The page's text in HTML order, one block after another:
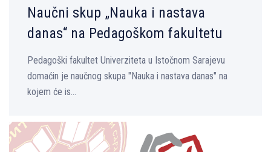
Naučni skup „Nauka i nastava
danas“ na Pedagoškom fakultetu
Pedagoški fakultet Univerziteta u Istočnom Sarajevu
domaćin je naučnog skupa "Nauka i nastava danas" na
kojem će is...